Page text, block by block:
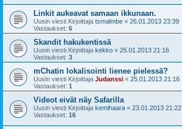
Linkit aukeavat samaan ikkunaan.
Uusin viesti Kirjoittaja tsmalmbe « 26.01.2013 23:39
Vastaukset: 6
Skandit hakukentissä
Uusin viesti Kirjoittaja kekko « 25.01.2013 21:16
Vastaukset: 3
mChatin lokalisointi lienee pielessä?
Uusin viesti Kirjoittaja Judanssi « 25.01.2013 21:16
Vastaukset: 1
Videot eivät näy Safarilla
Uusin viesti Kirjoittaja kemihaara « 23.01.2013 21:22
Vastaukset: 16